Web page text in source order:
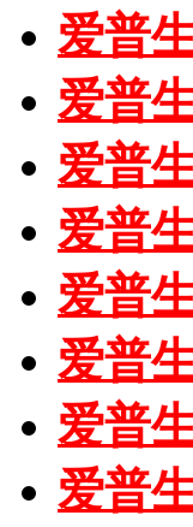
爱普
爱普
爱普
爱普
爱普
爱普
爱普
爱普